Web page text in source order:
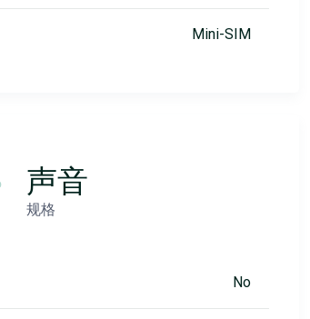
Mini-SIM
声音
规格
No